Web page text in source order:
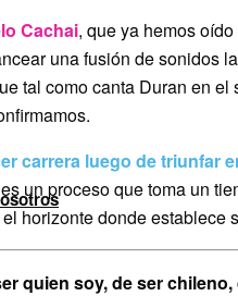
Cachai, que ya hemos
una fusión de sonidos
tal como canta Duran en el
carrera luego de triunfar
un proceso que toma un
horizonte donde establece
quien soy, de ser